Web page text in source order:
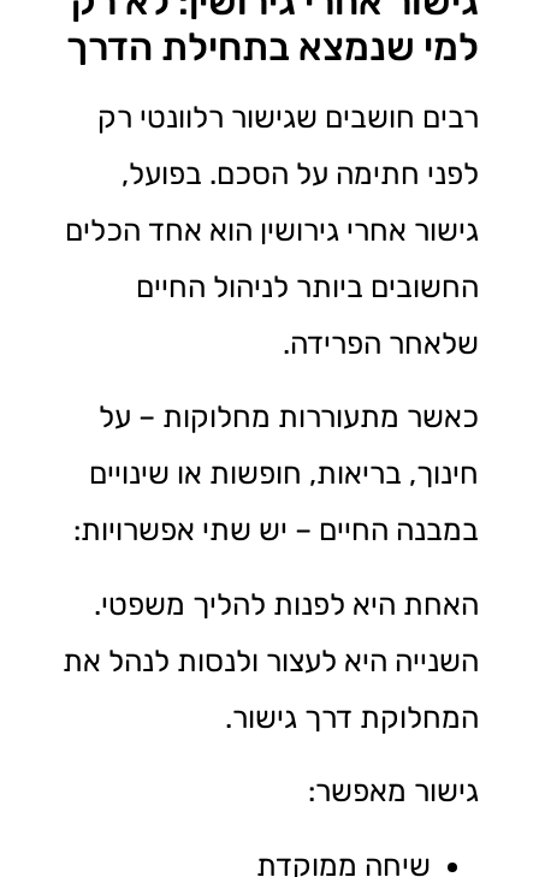
למי שנמצא בתחילת הדרך
רבים חושבים שגישור רלוונטי רק
לפני חתימה על הסכם. בפועל,
גישור אחרי גירושין הוא אחד הכלים
החשובים ביותר לניהול החיים
שלאחר הפרידה.
כאשר מתעוררות מחלוקות – על
חינוך, בריאות, חופשות או שינויים
במבנה החיים – יש שתי אפשרויות:
האחת היא לפנות להליך משפטי.
השנייה היא לעצור ולנסות לנהל את
המחלוקת דרך גישור.
גישור מאפשר:
שיחה ממוקדת